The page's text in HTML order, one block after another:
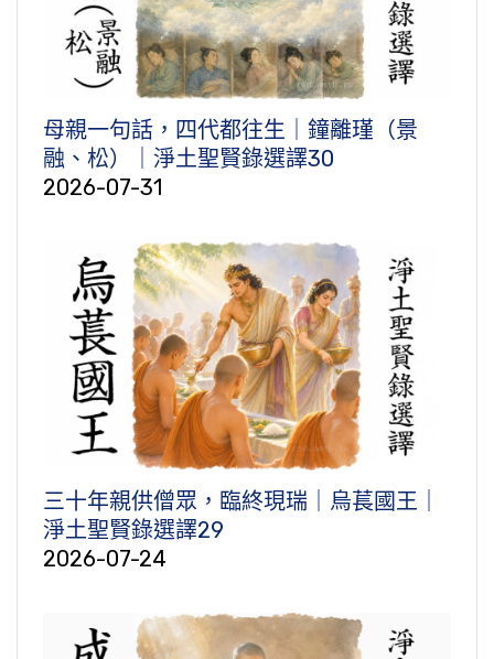
母親一句話，四代都往生｜鐘離瑾（景
融、松）｜淨土聖賢錄選譯30
2026-07-31
三十年親供僧眾，臨終現瑞｜烏萇國王｜
淨土聖賢錄選譯29
2026-07-24